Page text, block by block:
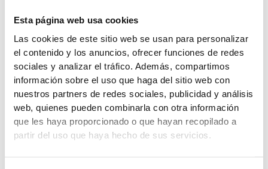
Esta página web usa cookies
Las cookies de este sitio web se usan para personalizar
el contenido y los anuncios, ofrecer funciones de redes
sociales y analizar el tráfico. Además, compartimos
información sobre el uso que haga del sitio web con
nuestros partners de redes sociales, publicidad y análisis
web, quienes pueden combinarla con otra información
que les haya proporcionado o que hayan recopilado a
partir del uso que haya hecho de sus servicios.
5.099,00 € 4.079,20 €